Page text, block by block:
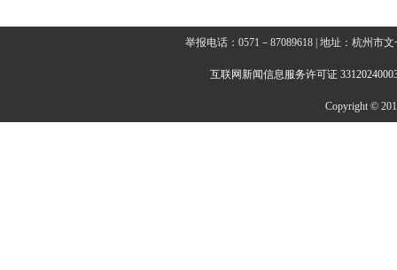
举报电话：0571－87089618 | 地址：杭州市
互联网新闻信息服务许可证
Copyright ©